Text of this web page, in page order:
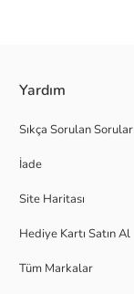
Yardım
Sıkça Sorulan Sorular
İade
Site Haritası
Hediye Kartı Satın Al
Tüm Markalar